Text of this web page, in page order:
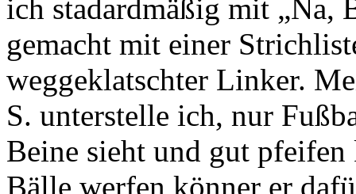
ich stadardmäßig mit „Na,
gemacht mit einer
weggeklatschter Linker.
S. unterstelle ich, nur
Beine sieht und gut pfeifen
Bälle werfen könner er